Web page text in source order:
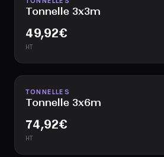
Tonnelle 3x3m
49,92€
HT
Disponible
TONNELLES
Tonnelle 3x6m
74,92€
HT